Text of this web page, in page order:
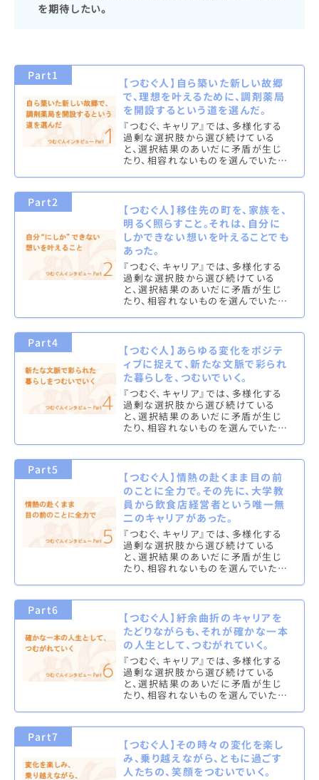
を期待したい。
Part1
【つむぐ人】自ら築いた新しい故郷
で、理想を叶えるために、調剤薬局
を開設するという道を選んだ。
『つむぐ、キャリア』では、多様化する
過剰な選択肢から選び続けている
と、選択結果のあいだに矛盾が生じ
たり、相容れないものを選んでいた
む…
Part2
【つむぐ人】移住先の町を、家族を、
明るく照らすこと。それは、自分に
しかできない想いを叶えることでも
あった。
『つむぐ、キャリア』では、多様化する
過剰な選択肢から選び続けている
と、選択結果のあいだに矛盾が生じ
たり、相容れないものを選んでいた
む…
Part4
【つむぐ人】あらゆる変化をポジテ
ィブに捉えて、新たな文脈で彩られ
た暮らしを、つむいでいく。
『つむぐ、キャリア』では、多様化する
過剰な選択肢から選び続けている
と、選択結果のあいだに矛盾が生じ
たり、相容れないものを選んでいた
む…
Part5
【つむぐ人】情熱の赴くまま目の前
のことに全力で。その先に、大学教
員から飲食店経営者という唯一無
二のキャリアがあった。
『つむぐ、キャリア』では、多様化する
過剰な選択肢から選び続けている
と、選択結果のあいだに矛盾が生じ
たり、相容れないものを選んでいた
む…
Part6
【つむぐ人】紆余曲折のキャリアを
たどりながらも、それが確かな一本
の人生として、つむがれていく。
『つむぐ、キャリア』では、多様化する
過剰な選択肢から選び続けている
と、選択結果のあいだに矛盾が生じ
たり、相容れないものを選んでいた
む…
Part7
【つむぐ人】その時々の変化を楽し
み、乗り越えながら、ともに過ごす
人たちの、笑顔をつむいでいく。